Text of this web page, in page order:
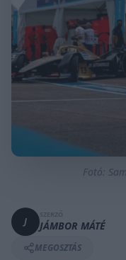
Fotó:
J JÁMBOR MÁTÉ
MEGOSZTÁS